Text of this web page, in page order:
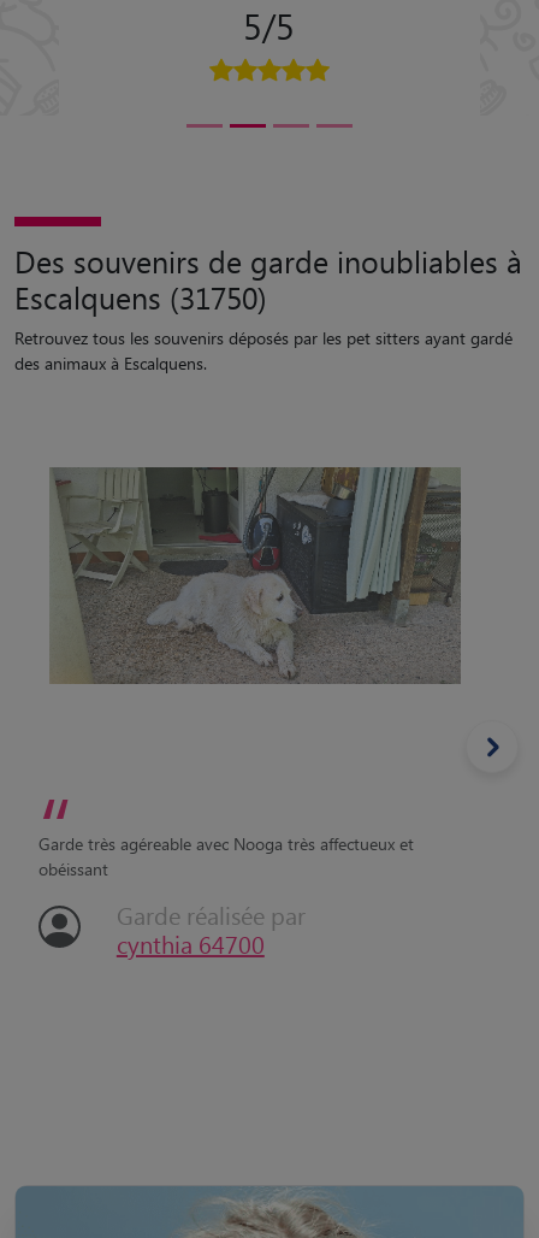
5/5
Des souvenirs de garde inoubliables à
Escalquens (31750)
Retrouvez tous les souvenirs déposés par les pet sitters ayant gardé
des animaux à Escalquens.
“
Garde très agéreable avec Nooga très affectueux et
obéissant
Garde réalisée par
cynthia 64700